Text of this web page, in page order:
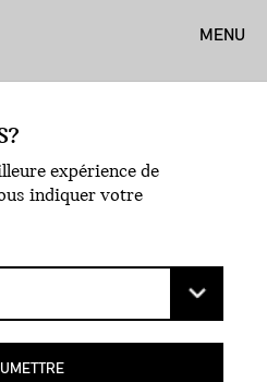
MENU
une MINI Électrique peut
plus pratique que vous
Mais ne nous croyez pas
expérience de
indiquer votre